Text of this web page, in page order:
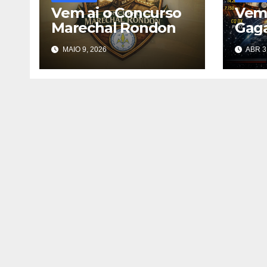
Vem ai o Concurso
Marechal Rondon
MAIO 9, 2026 ABR